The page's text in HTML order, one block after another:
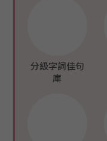
分級字詞佳句
庫